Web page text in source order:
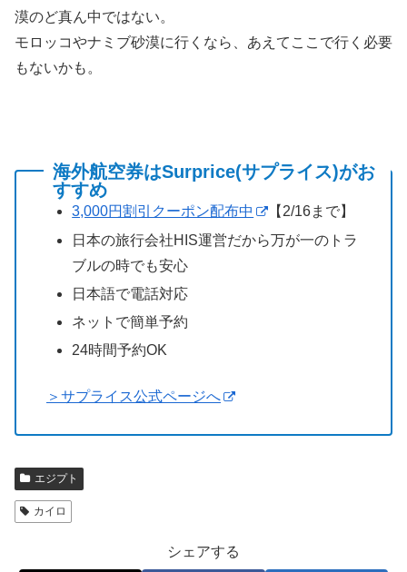
漠のど真ん中ではない。
モロッコやナミブ砂漠に行くなら、あえてここで行く必要
もないかも。
海外航空券はSurprice(サプライス)がお
すすめ
3,000円割引クーポン配布中
【2/16まで】
日本の旅行会社HIS運営だから万が一のトラ
ブルの時でも安心
日本語で電話対応
ネットで簡単予約
24時間予約OK
＞サプライス公式ページへ
エジプト
カイロ
シェアする